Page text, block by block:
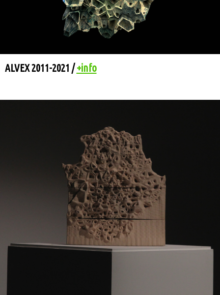
ALVEX 2011-2021 /+info